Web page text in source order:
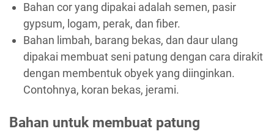
Bahan cor yang dipakai adalah semen, pasir
gypsum, logam, perak, dan fiber.
Bahan limbah, barang bekas, dan daur ulang
dipakai membuat seni patung dengan cara dirakit
dengan membentuk obyek yang diinginkan.
Contohnya, koran bekas, jerami.
Bahan untuk membuat patung